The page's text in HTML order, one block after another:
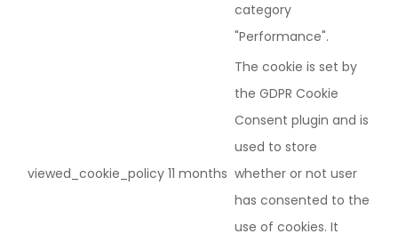
category
"Performance".
viewed_cookie_policy 11 months
The cookie is set by
the GDPR Cookie
Consent plugin and is
used to store
whether or not user
has consented to the
use of cookies. It